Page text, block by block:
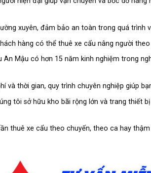
xuyên, đảm bảo an toàn trong quá trình
hàng có thể thuê xe cẩu nâng người
An Mậu có hơn 15 năm kinh nghiệm trong
và thời gian, quy trình chuyên nghiệp giúp
tôi sở hữu kho bãi rộng lớn và trang thiết
thuê xe cẩu theo chuyến, theo ca hay